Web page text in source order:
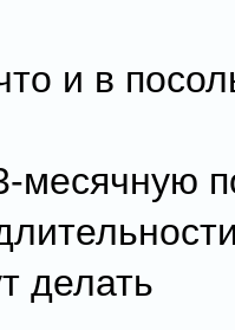
и в
месячную
делать